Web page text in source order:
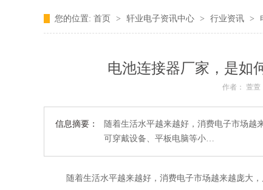
您的位置: 首页 > 轩业电子资讯中心 > 行业资讯 >
电池连接器厂家，是如
作者： 萱萱
信息摘要：
随着生活水平越来越好，消费电子市场越
可穿戴设备、平板电脑等小…
随着生活水平越来越好，消费电子市场越来越庞大